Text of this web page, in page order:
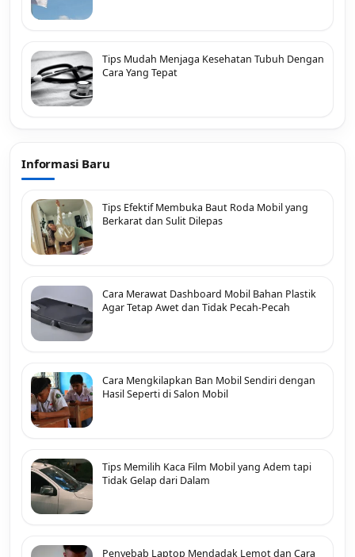
Tips Mudah Menjaga Kesehatan Tubuh Dengan
Cara Yang Tepat
Informasi Baru
Tips Efektif Membuka Baut Roda Mobil yang
Berkarat dan Sulit Dilepas
Cara Merawat Dashboard Mobil Bahan Plastik
Agar Tetap Awet dan Tidak Pecah-Pecah
Cara Mengkilapkan Ban Mobil Sendiri dengan
Hasil Seperti di Salon Mobil
Tips Memilih Kaca Film Mobil yang Adem tapi
Tidak Gelap dari Dalam
Penyebab Laptop Mendadak Lemot dan Cara